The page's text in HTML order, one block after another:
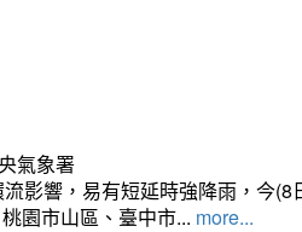
氣象署
影響，易有短延時強降雨，今
園市山區、臺中市... more...